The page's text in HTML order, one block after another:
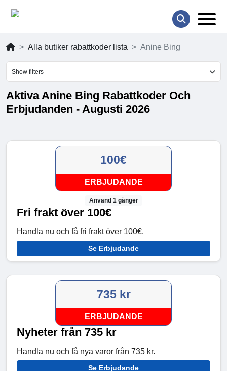
Alla butiker rabattkoder lista Anine Bing
Show filters
Aktiva Anine Bing Rabattkoder Och
Erbjudanden - Augusti 2026
100€
ERBJUDANDE
Använd 1 gånger
Fri frakt över 100€
Handla nu och få fri frakt över 100€.
Se Erbjudande
735 kr
ERBJUDANDE
Nyheter från 735 kr
Handla nu och få nya varor från 735 kr.
Se Erbjudande